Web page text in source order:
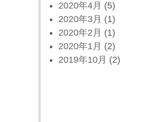
2020年4月 (5)
2020年3月 (1)
2020年2月 (1)
2020年1月 (2)
2019年10月 (2)